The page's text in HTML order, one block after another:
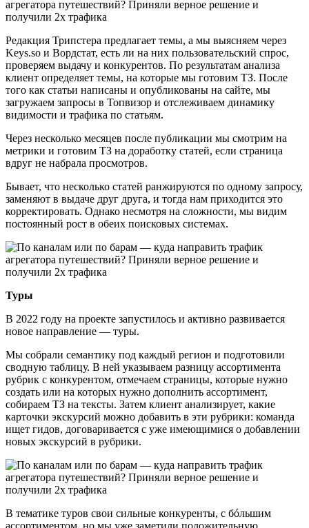
Редакция Трипстера предлагает темы, а мы выясняем через
Keys.so и Вордстат, есть ли на них пользовательский спрос,
проверяем выдачу и конкурентов. По результатам анализа
клиент определяет темы, на которые мы готовим ТЗ. После
того как статьи написаны и опубликованы на сайте, мы
загружаем запросы в Топвизор и отслеживаем динамику
видимости и трафика по статьям.
Через несколько месяцев после публикации мы смотрим на
метрики и готовим ТЗ на доработку статей, если страница
вдруг не набрала просмотров.
Бывает, что несколько статей ранжируются по одному запросу,
заменяют в выдаче друг друга, и тогда нам приходится это
корректировать. Однако несмотря на сложности, мы видим
постоянный рост в обеих поисковых системах.
Туры
В 2022 году на проекте запустилось и активно развивается
новое направление ― туры.
Мы собрали семантику под каждый регион и подготовили
сводную таблицу. В ней указываем разницу ассортимента
рубрик с конкурентом, отмечаем страницы, которые нужно
создать или на которых нужно дополнить ассортимент,
собираем ТЗ на тексты. Затем клиент анализирует, какие
карточки экскурсий можно добавить в эти рубрики: команда
ищет гидов, договаривается с уже имеющимися о добавлении
новых экскурсий в рубрики.
В тематике туров свои сильные конкуренты, с бóльшим
ассортиментом, но мы уже заметили положительную